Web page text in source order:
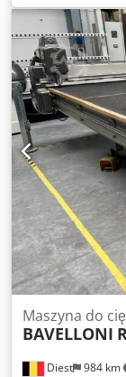
(długość
m • Boki 2 x
Seha • Cena na
Diest 984 km
Maszyna do
BAVELLONI